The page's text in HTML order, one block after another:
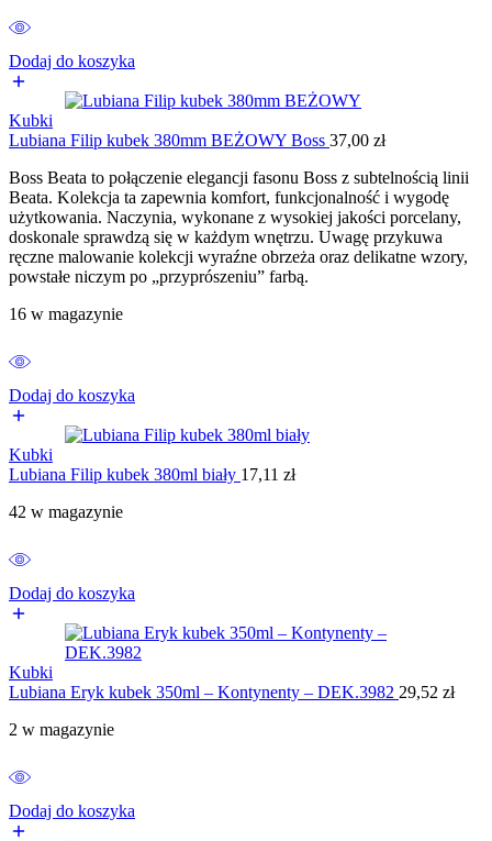
Dodaj do koszyka
Kubki
Lubiana Filip kubek 380mm BEŻOWY Boss 37,00 zł
Boss Beata to połączenie elegancji fasonu Boss z subtelnością linii
Beata. Kolekcja ta zapewnia komfort, funkcjonalność i wygodę
użytkowania. Naczynia, wykonane z wysokiej jakości porcelany,
doskonale sprawdzą się w każdym wnętrzu. Uwagę przykuwa
ręczne malowanie kolekcji wyraźne obrzeża oraz delikatne wzory,
powstałe niczym po „przyprószeniu” farbą.
16 w magazynie
Dodaj do koszyka
Kubki
Lubiana Filip kubek 380ml biały 17,11 zł
42 w magazynie
Dodaj do koszyka
Kubki
Lubiana Eryk kubek 350ml – Kontynenty – DEK.3982 29,52 zł
2 w magazynie
Dodaj do koszyka